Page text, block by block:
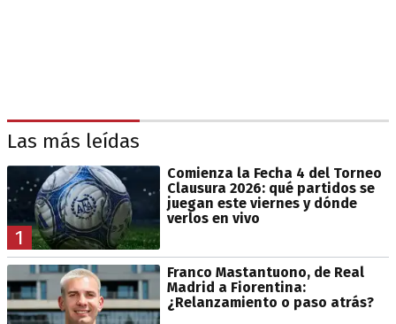
Las más leídas
1
Comienza la Fecha 4 del Torneo
Clausura 2026: qué partidos se
juegan este viernes y dónde
verlos en vivo
Franco Mastantuono, de Real
Madrid a Fiorentina:
¿Relanzamiento o paso atrás?